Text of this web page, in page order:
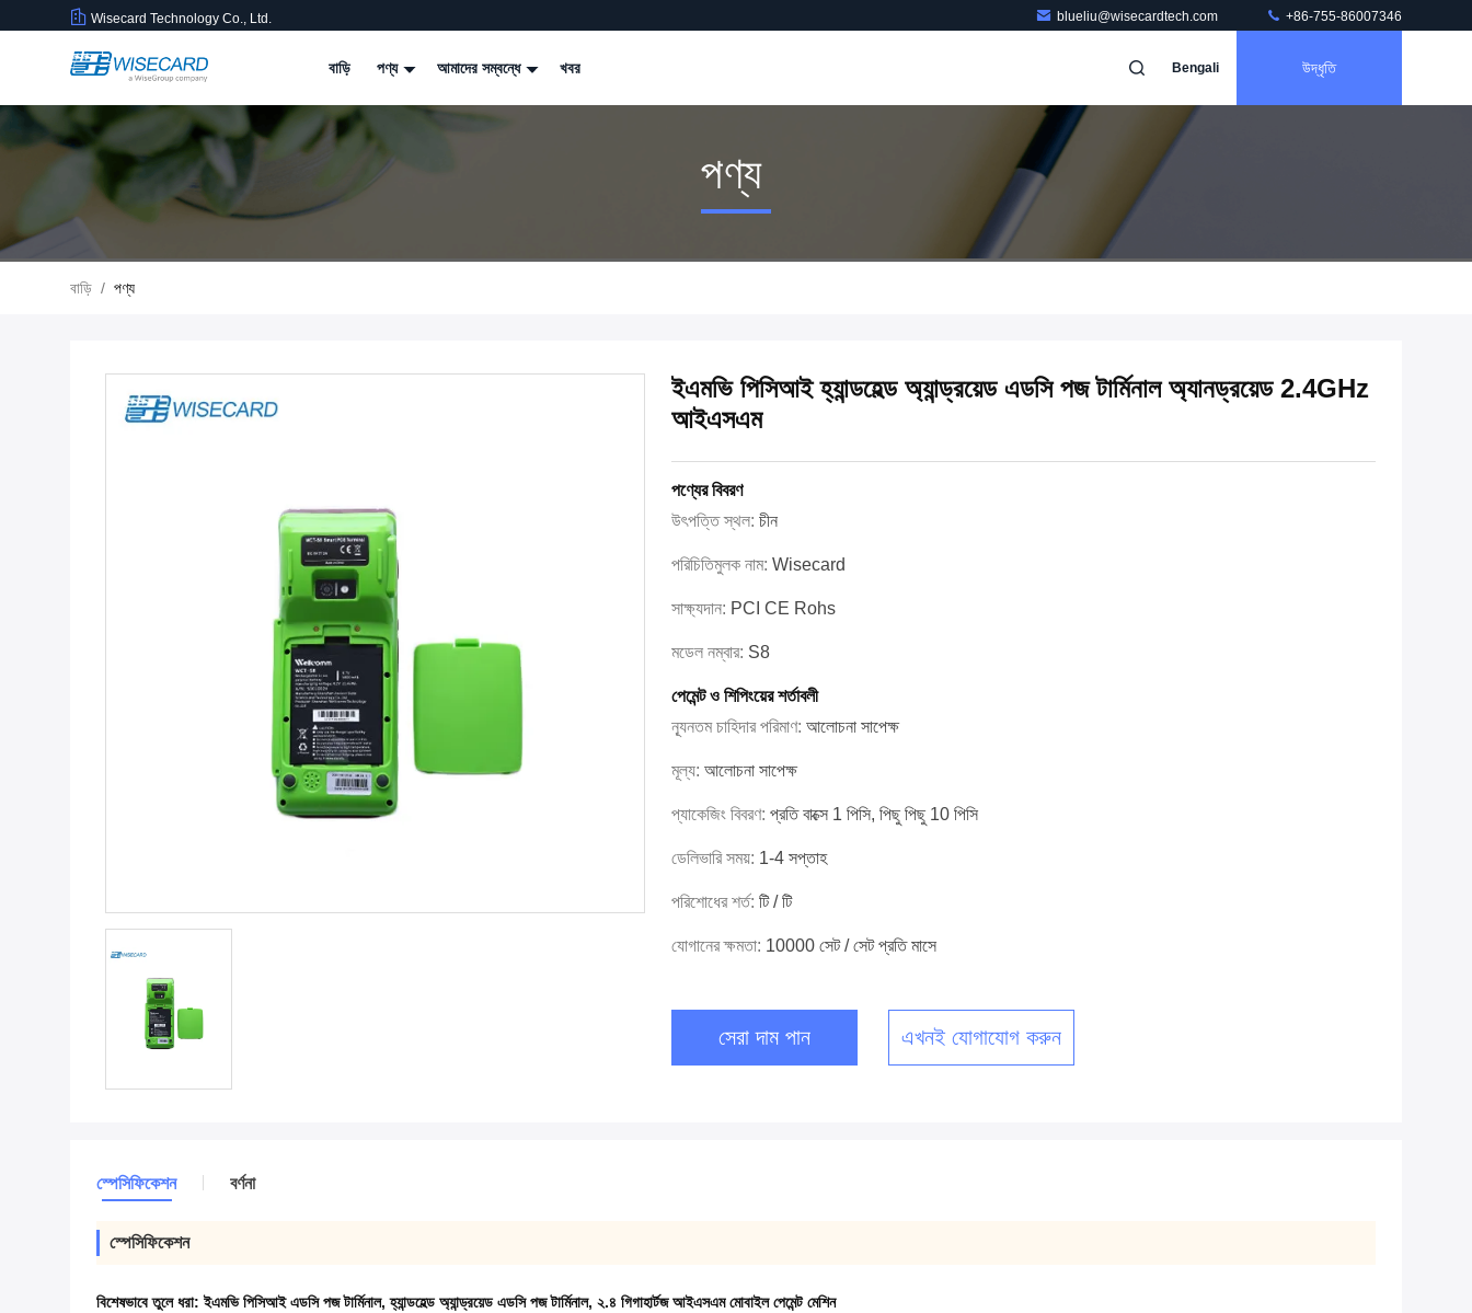
Wisecard Technology Co., Ltd. blueliu@wisecardtech.com +86-755-86007346
বাড়ি পণ্য আমাদের সম্বন্ধে খবর Bengali উদ্ধৃতি
পণ্য
বাড়ি / পণ্য
ইএমভি পিসিআই হ্যান্ডহেল্ড অ্যান্ড্রয়েড এডসি পজ টার্মিনাল অ্যানড্রয়েড 2.4GHz
আইএসএম
পণ্যের বিবরণ
উৎপত্তি স্থল: চীন
পরিচিতিমুলক নাম: Wisecard
সাক্ষ্যদান: PCI CE Rohs
মডেল নম্বার: S8
পেমেন্ট ও শিপিংয়ের শর্তাবলী
ন্যূনতম চাহিদার পরিমাণ: আলোচনা সাপেক্ষ
মূল্য: আলোচনা সাপেক্ষ
প্যাকেজিং বিবরণ: প্রতি বাক্সে 1 পিসি, পিছু পিছু 10 পিসি
ডেলিভারি সময়: 1-4 সপ্তাহ
পরিশোধের শর্ত: টি / টি
যোগানের ক্ষমতা: 10000 সেট / সেট প্রতি মাসে
সেরা দাম পান এখনই যোগাযোগ করুন
স্পেসিফিকেশন বর্ণনা
স্পেসিফিকেশন
বিশেষভাবে তুলে ধরা:ইএমভি পিসিআই এডসি পজ টার্মিনাল,হ্যান্ডহেল্ড অ্যান্ড্রয়েড এডসি পজ টার্মিনাল, ২.৪ গিগাহার্টজ আইএসএম মোবাইল পেমেন্ট মেশিন